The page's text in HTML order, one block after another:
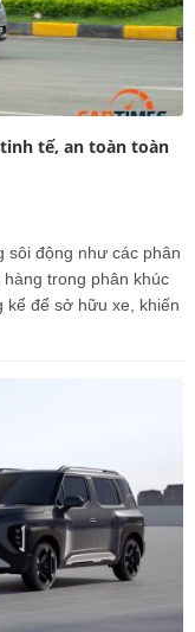
tế, an toàn toàn
sôi động như các phân
trong phân khúc
kể để sở hữu xe, khiến